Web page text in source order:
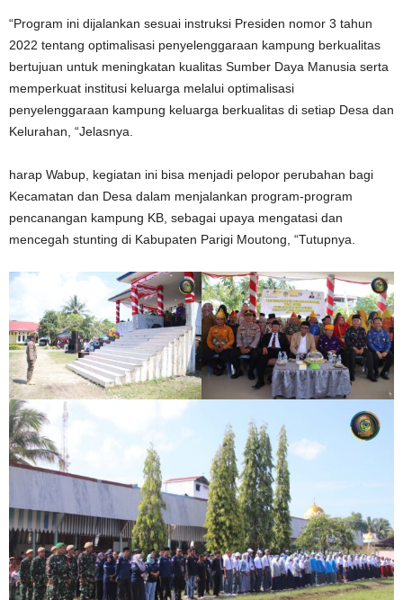
“Program ini dijalankan sesuai instruksi Presiden nomor 3 tahun
2022 tentang optimalisasi penyelenggaraan kampung berkualitas
bertujuan untuk meningkatan kualitas Sumber Daya Manusia serta
memperkuat institusi keluarga melalui optimalisasi
penyelenggaraan kampung keluarga berkualitas di setiap Desa dan
Kelurahan, “Jelasnya.
harap Wabup, kegiatan ini bisa menjadi pelopor perubahan bagi
Kecamatan dan Desa dalam menjalankan program-program
pencanangan kampung KB, sebagai upaya mengatasi dan
mencegah stunting di Kabupaten Parigi Moutong, “Tutupnya.